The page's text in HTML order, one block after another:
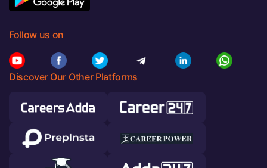
Follow us on
Discover Our Other Platforms